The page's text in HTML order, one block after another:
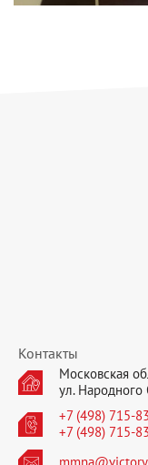
Контакты
Московская
ул. Народного
+7 (498) 715-
+7 (498) 715-